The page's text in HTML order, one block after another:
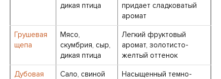
дикая птица
придает сладковатый
аромат
Грушевая
щепа
Мясо,
скумбрия, сыр,
дикая птица
Легкий фруктовый
аромат, золотисто-
желтый оттенок
Дубовая
Сало, свиной
Насыщенный темно-